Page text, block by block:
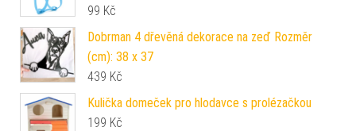
99 Kč
Dobrman 4 dřevěná dekorace na zeď Rozměr
(cm): 38 x 37
439 Kč
Kulička domeček pro hlodavce s prolézačkou
199 Kč